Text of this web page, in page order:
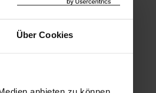
Über Cookies